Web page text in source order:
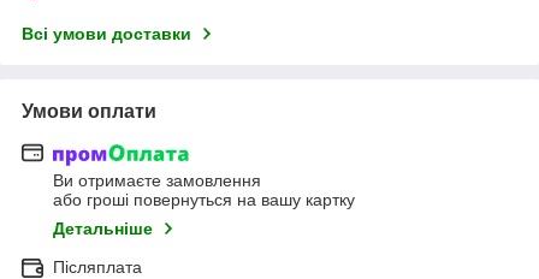
Всі умови доставки
Умови оплати
Ви отримаєте замовлення
або гроші повернуться на вашу картку
Детальніше
Післяплата